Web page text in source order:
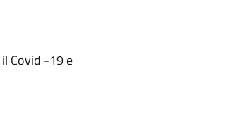
Covid -19 e